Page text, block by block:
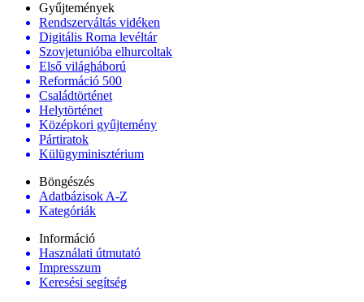
Gyűjtemények
Rendszerváltás vidéken
Digitális Roma levéltár
Szovjetunióba elhurcoltak
Első világháború
Reformáció 500
Családtörténet
Helytörténet
Középkori gyűjtemény
Pártiratok
Külügyminisztérium
Böngészés
Adatbázisok A-Z
Kategóriák
Információ
Használati útmutató
Impresszum
Keresési segítség